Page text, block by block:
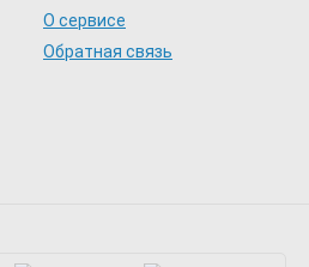
О сервисе
Обратная связь